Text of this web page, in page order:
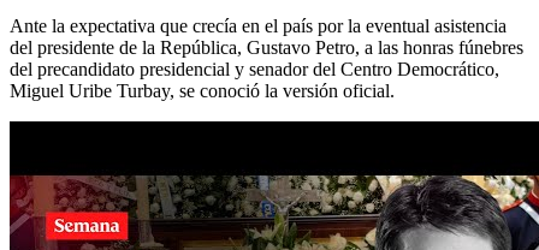
Ante la expectativa que crecía en el país por la eventual asistencia
del presidente de la República, Gustavo Petro, a las honras fúnebres
del precandidato presidencial y senador del Centro Democrático,
Miguel Uribe Turbay, se conoció la versión oficial.